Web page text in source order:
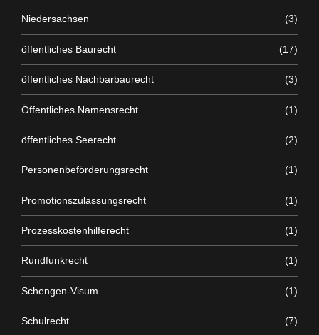
Niedersachsen (3)
öffentliches Baurecht (17)
öffentliches Nachbarbaurecht (3)
Öffentliches Namensrecht (1)
öffentliches Seerecht (2)
Personenbeförderungsrecht (1)
Promotionszulassungsrecht (1)
Prozesskostenhilferecht (1)
Rundfunkrecht (1)
Schengen-Visum (1)
Schulrecht (7)